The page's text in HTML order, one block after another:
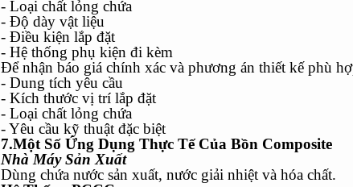
- Loại chất lỏng chứa
- Độ dày vật liệu
- Điều kiện lắp đặt
- Hệ thống phụ kiện đi kèm
Để nhận báo giá chính xác và phương án thiết kế phù
- Dung tích yêu cầu
- Kích thước vị trí lắp đặt
- Loại chất lỏng chứa
- Yêu cầu kỹ thuật đặc biệt
7.Một Số Ứng Dụng Thực Tế Của Bồn Composite
Nhà Máy Sản Xuất
Dùng chứa nước sản xuất, nước giải nhiệt và hóa chất.